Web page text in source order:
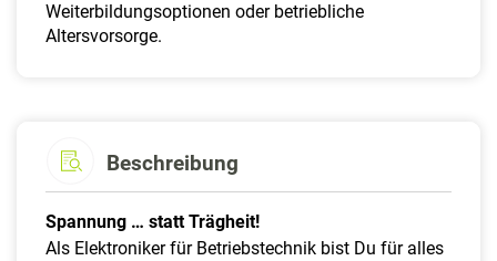
Weiterbildungsoptionen oder betriebliche
Altersvorsorge.
Beschreibung
Spannung … statt Trägheit!
Als Elektroniker für Betriebstechnik bist Du für alles